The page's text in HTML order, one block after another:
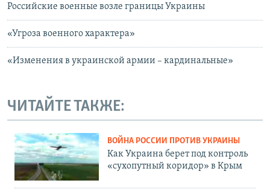
Российские военные возле границы Украины
«Угроза военного характера»
«Изменения в украинской армии – кардинальные»
ЧИТАЙТЕ ТАКЖЕ:
ВОЙНА РОССИИ ПРОТИВ УКРАИНЫ
Как Украина берет под контроль
«сухопутный коридор» в Крым